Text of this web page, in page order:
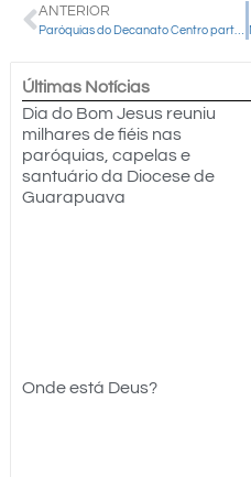
ANTERIOR
Paróquias do Decanato Centro participam da Missa Votiva Jubilar nesta quinta-feira na Catedral de Guarapuava
Últimas Notícias
Dia do Bom Jesus reuniu
milhares de fiéis nas
paróquias, capelas e
santuário da Diocese de
Guarapuava
Onde está Deus?